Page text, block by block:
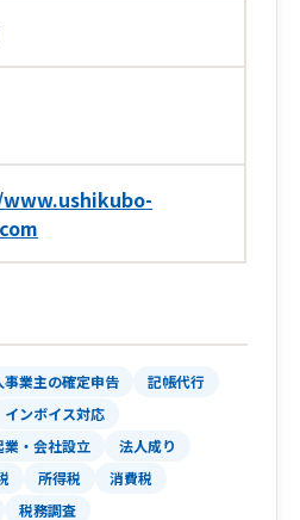
事業主の確定申告
記帳代行
インボイス対応
業・会社設立
法人成り
所得税
消費税
税務調査